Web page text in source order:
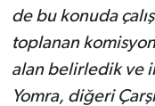
de bu konuda
toplanan
alan belirledik ve
Yomra, diğeri